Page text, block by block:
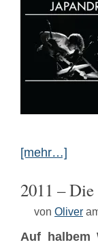
[mehr…]
2011 – Die
von Oliver
Auf halbem